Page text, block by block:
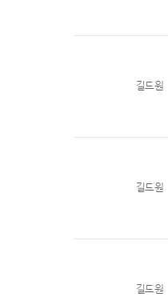
길드원
길드원
길드원